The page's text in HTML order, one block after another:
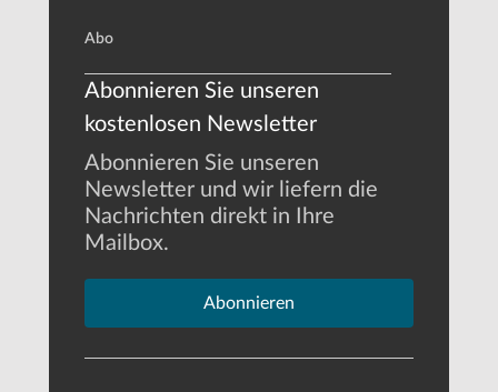
Abo
Abonnieren Sie unseren
kostenlosen Newsletter
Abonnieren Sie unseren
Newsletter und wir liefern die
Nachrichten direkt in Ihre
Mailbox.
Abonnieren